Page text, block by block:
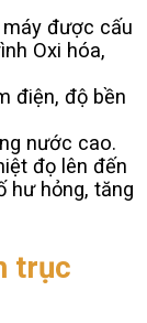
được cấu
Oxi hóa,
điện, độ bền
nước cao.
đọ lên đến
hư hỏng, tăng
trục